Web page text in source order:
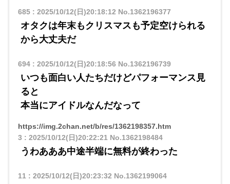
685: 2025/10/12(日)20:18:12 No.1362196377
オタクは年末もクリスマスも予定空けられる
から大丈夫だ
694: 2025/10/12(日)20:18:56 No.1362196739
いつも面白い人たちだけどパフォーマンス見
ると
本当にアイドルなんだなって
https://img.2chan.net/b/res/1362198357.htm
3 : 2025/10/12(日)20:22:21 No.1362198484
うわあああ中途半端に無料が終わった
11 : 2025/10/12(日)20:23:32 No.1362199064